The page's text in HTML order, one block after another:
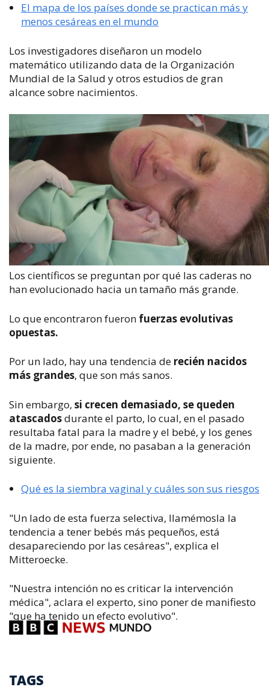
El mapa de los países donde se practican más y
menos cesáreas en el mundo
Los investigadores diseñaron un modelo
matemático utilizando data de la Organización
Mundial de la Salud y otros estudios de gran
alcance sobre nacimientos.
Los científicos se preguntan por qué las caderas no
han evolucionado hacia un tamaño más grande.
Lo que encontraron fueron fuerzas evolutivas
opuestas.
Por un lado, hay una tendencia de recién nacidos
más grandes, que son más sanos.
Sin embargo, si crecen demasiado, se queden
atascadosdurante el parto, lo cual, en el pasado
resultaba fatal para la madre y el bebé, y los genes
de la madre, por ende, no pasaban a la generación
siguiente.
Qué es la siembra vaginal y cuáles son sus riesgos
"Un lado de esta fuerza selectiva, llamémosla la
tendencia a tener bebés más pequeños, está
desapareciendo por las cesáreas", explica el
Mitteroecke.
"Nuestra intención no es criticar la intervención
médica", aclara el experto, sino poner de manifiesto
"que ha tenido un efecto evolutivo".
TAGS